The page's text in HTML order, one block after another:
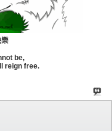
be,
reign free.